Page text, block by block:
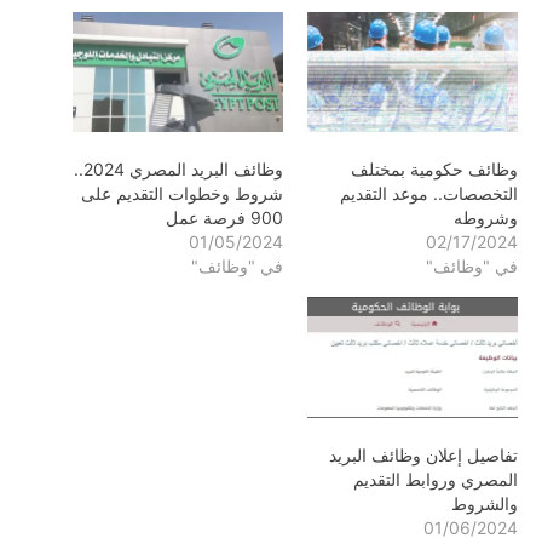
وظائف حكومية بمختلف
التخصصات.. موعد التقديم
وشروطه
02/17/2024
في "وظائف"
وظائف البريد المصري 2024..
شروط وخطوات التقديم على
900 فرصة عمل
01/05/2024
في "وظائف"
تفاصيل إعلان وظائف البريد
المصري وروابط التقديم
والشروط
01/06/2024